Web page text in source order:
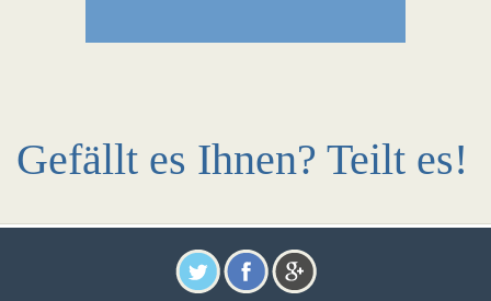
Gefällt es Ihnen? Teilt es!